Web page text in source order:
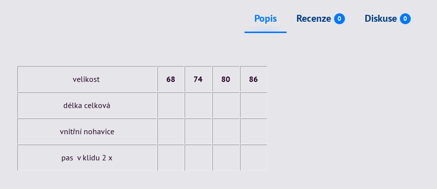
Popis Recenze 0 Diskuse 0
velikost 68 74 80 86
délka celková
vnitřní nohavice
pas v klidu 2 x